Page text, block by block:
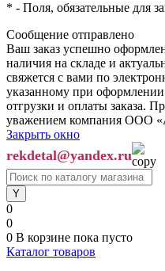
* - Поля, обязательные для
Сообщение отправлено
Ваш заказ успешно
наличия на складе и
свяжется с вами по
указанному при оформлении
отгрузки и оплаты заказа.
уважением компания ООО
Закрыть окно
rekdetal@yandex.ru
0
0
0 В корзине пока пусто
Каталог товаров